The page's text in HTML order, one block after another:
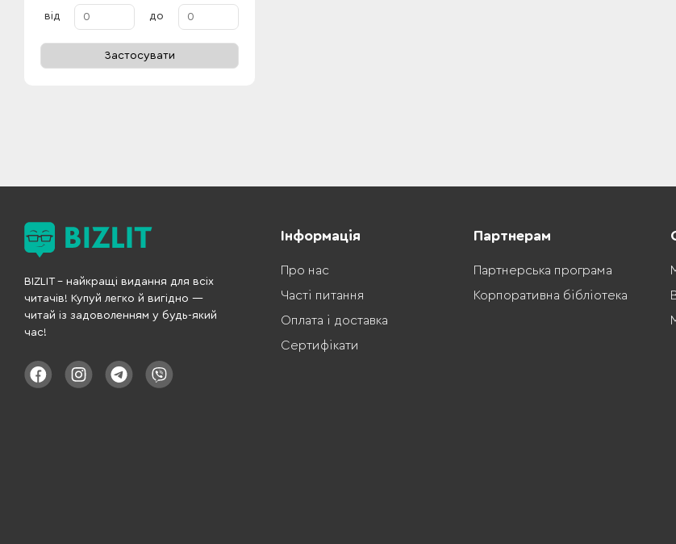
від до
Застосувати
BIZLIT – найкращі видання для всіх
читачів! Купуй легко й вигідно —
читай із задоволенням у будь-який
час!
Інформація
Про нас
Часті питання
Оплата і доставка
Сертифікати
Партнерам
Партнерська програма
Корпоративна бібліотека